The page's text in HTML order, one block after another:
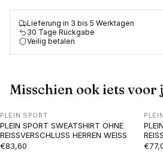
Lieferung in 3 bis 5 Werktagen
30 Tage Rückgabe
Veilig betalen
Misschien ook iets voor
PLEIN SPORT
PLEIN SPORT SWEATSHIRT OHNE
REISSVERSCHLUSS HERREN WEISS
€83,60